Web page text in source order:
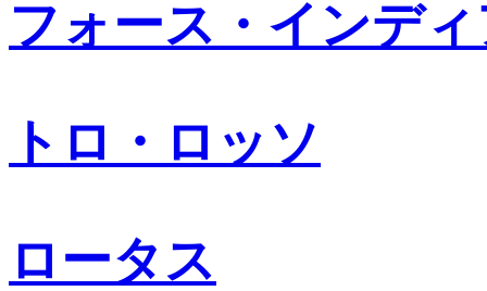
フォース・インデ
トロ・ロッソ
ロータス